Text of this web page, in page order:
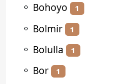
⚬ Bohoyo 1
⚬ Bolmir 1
⚬ Bolulla 1
⚬ Bor 1